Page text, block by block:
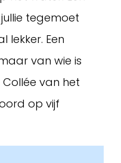
tegemoet
Een
van wie is
van het
op vijf